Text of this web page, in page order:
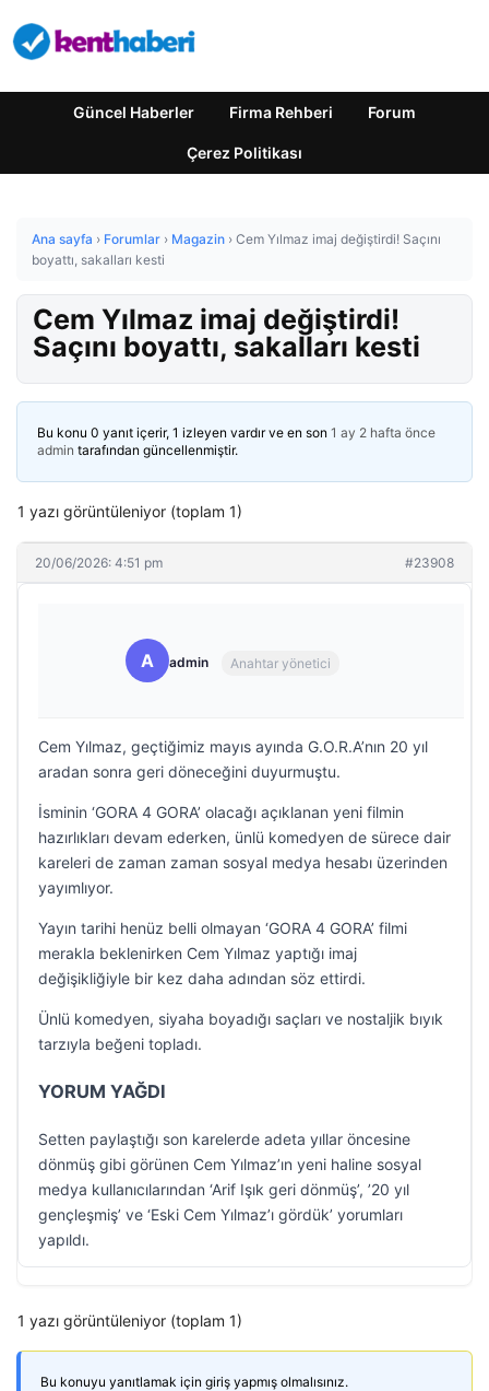
Güncel Haberler Firma Rehberi Forum
Çerez Politikası
Ana sayfa › Forumlar › Magazin › Cem Yılmaz imaj değiştirdi! Saçını
boyattı, sakalları kesti
Cem Yılmaz imaj değiştirdi!
Saçını boyattı, sakalları kesti
Bu konu 0 yanıt içerir, 1 izleyen vardır ve en son 1 ay 2 hafta önce
admin tarafından güncellenmiştir.
1 yazı görüntüleniyor (toplam 1)
20/06/2026: 4:51 pm #23908
A admin Anahtar yönetici
Cem Yılmaz, geçtiğimiz mayıs ayında G.O.R.A’nın 20 yıl
aradan sonra geri döneceğini duyurmuştu.
İsminin ‘GORA 4 GORA’ olacağı açıklanan yeni filmin
hazırlıkları devam ederken, ünlü komedyen de sürece dair
kareleri de zaman zaman sosyal medya hesabı üzerinden
yayımlıyor.
Yayın tarihi henüz belli olmayan ‘GORA 4 GORA’ filmi
merakla beklenirken Cem Yılmaz yaptığı imaj
değişikliğiyle bir kez daha adından söz ettirdi.
Ünlü komedyen, siyaha boyadığı saçları ve nostaljik bıyık
tarzıyla beğeni topladı.
YORUM YAĞDI
Setten paylaştığı son karelerde adeta yıllar öncesine
dönmüş gibi görünen Cem Yılmaz’ın yeni haline sosyal
medya kullanıcılarından ‘Arif Işık geri dönmüş’, ’20 yıl
gençleşmiş’ ve ‘Eski Cem Yılmaz’ı gördük’ yorumları
yapıldı.
1 yazı görüntüleniyor (toplam 1)
Bu konuyu yanıtlamak için giriş yapmış olmalısınız.